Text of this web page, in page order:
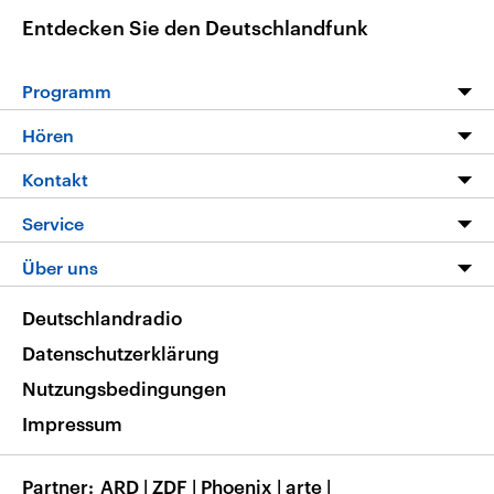
Entdecken Sie den Deutschlandfunk
Programm
Programm
Die Nachrichten
Nachrichtenleicht
Neue Beiträge auf dlf.de
Hören
Livestream
Podcasts
Deutschlandfunk App
Nachrichten App
Frequenzen
Kontakt
Hörerservice
Service
FAQ
Veranstaltungen
Musikliste
RSS
Über uns
Barrierefreiheit
Deutschlandradio
Datenschutzerklärung
Nutzungsbedingungen
Impressum
Partner ARD | ZDF | Phoenix | arte |